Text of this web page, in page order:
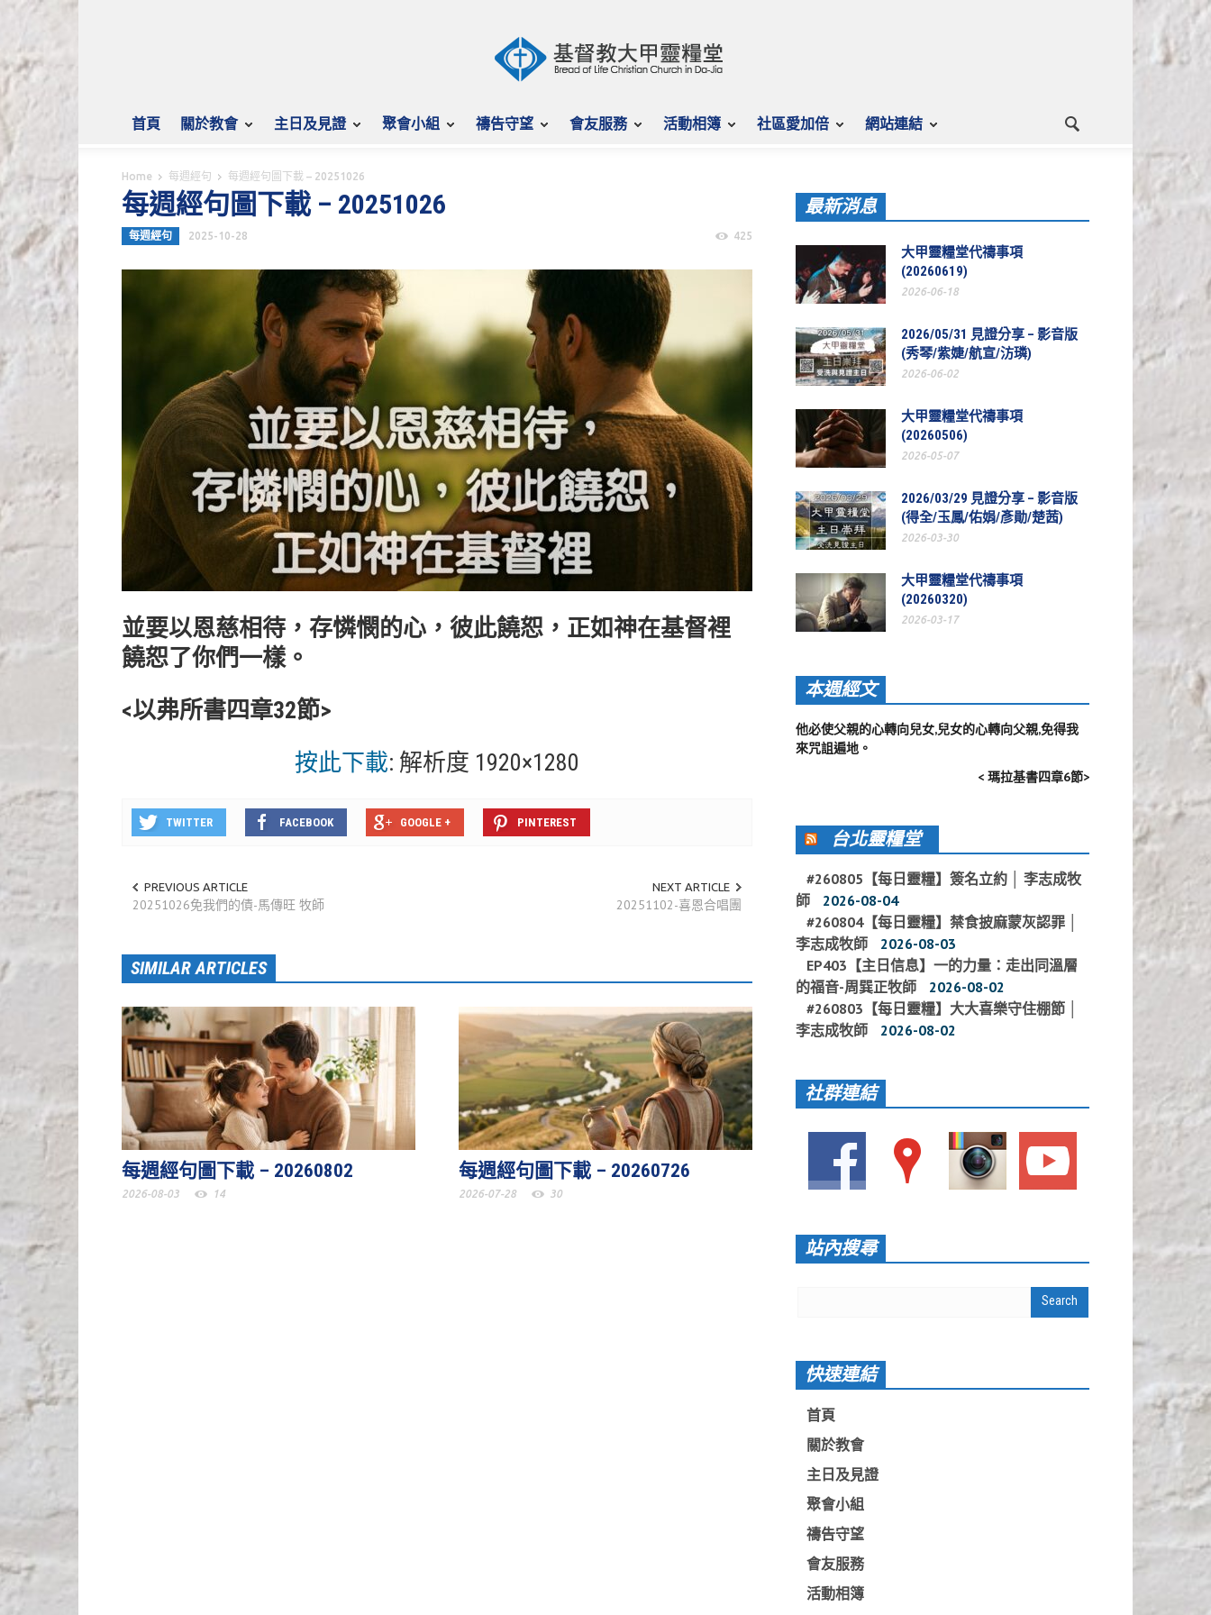
首頁 關於教會 主日及見證 聚會小組 禱告守望 會友服務 活動相簿 社區愛加倍 網站連結
Home 每週經句 每週經句圖下載 – 20251026
每週經句圖下載 – 20251026
每週經句 2025-10-28 425
並要以恩慈相待，存憐憫的心，彼此饒恕，正如神在基督裡
饒恕了你們一樣。
<以弗所書四章32節>
按此下載: 解析度 1920×1280
TWITTER FACEBOOK GOOGLE + PINTEREST
PREVIOUS ARTICLE
20251026免我們的債-馬傳旺 牧師
NEXT ARTICLE
20251102-喜恩合唱團
SIMILAR ARTICLES
每週經句圖下載 – 20260802
2026-08-03 14
每週經句圖下載 – 20260726
2026-07-28 30
最新消息
大甲靈糧堂代禱事項
(20260619)
2026-06-18
2026/05/31 見證分享 – 影音版
(秀琴/紫婕/航宣/汸璘)
2026-06-02
大甲靈糧堂代禱事項
(20260506)
2026-05-07
2026/03/29 見證分享 – 影音版
(得全/玉鳳/佑娟/彥勛/楚茜)
2026-03-30
大甲靈糧堂代禱事項
(20260320)
2026-03-17
本週經文
他必使父親的心轉向兒女,兒女的心轉向父親,免得我
來咒詛遍地。
< 瑪拉基書四章6節>
台北靈糧堂
#260805【每日靈糧】簽名立約 │ 李志成牧
師
2026-08-04
#260804【每日靈糧】禁食披麻蒙灰認罪 │
李志成牧師
2026-08-03
EP403【主日信息】一的力量：走出同溫層
的福音-周巽正牧師
2026-08-02
#260803【每日靈糧】大大喜樂守住棚節 │
李志成牧師
2026-08-02
社群連結
站內搜尋
快速連結
首頁
關於教會
主日及見證
聚會小組
禱告守望
會友服務
活動相簿